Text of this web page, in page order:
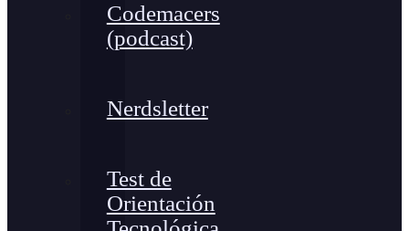
Codemacers
(podcast)
Nerdsletter
Test de
Orientación